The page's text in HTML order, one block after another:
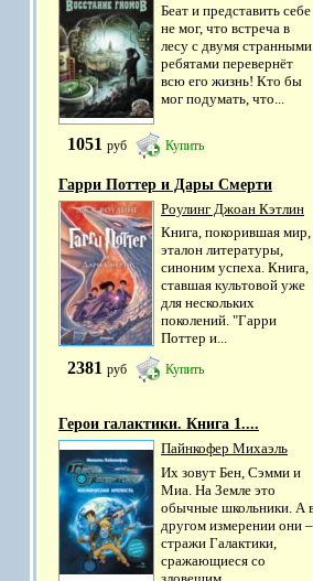
Беат и представить себе
не мог, что встреча в
лесу с двумя странными
ребятами перевернёт
всю его жизнь! Кто бы
мог подумать, что...
1051 руб Купить
Гарри Поттер и Дары Смерти
Роулинг Джоан Кэтлин
Книга, покорившая мир,
эталон литературы,
синоним успеха. Книга,
ставшая культовой уже
для нескольких
поколений. "Гарри
Поттер и...
2381 руб Купить
Герои галактики. Книга 1....
Пайнкофер Михаэль
Их зовут Бен, Сэмми и
Миа. На Земле это
обычные школьники. А
другом измерении они –
стражи Галактики,
сражающиеся со